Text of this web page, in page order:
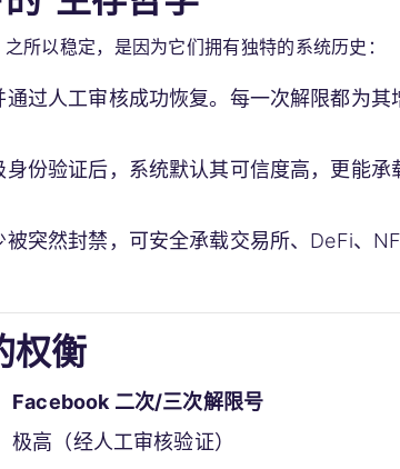
所以稳定，是因为它们拥有独特的系统历史：
过人工审核成功恢复。每一次解限都为其
身份验证后，系统默认其可信度高，更能承
被突然封禁，可安全承载交易所、DeFi、
权衡
Facebook 二次/三次解限号
极高（经人工审核验证）